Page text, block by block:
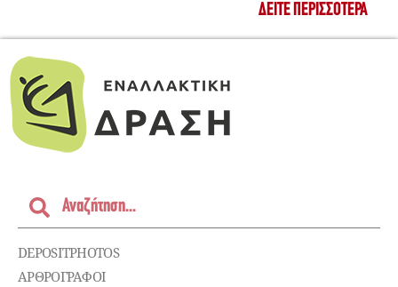
ΔΕΊΤΕ ΠΕΡΙΣΣΌΤΕΡΑ
DEPOSITPHOTOS
ΑΡΘΡΟΓΡΑΦΟΙ